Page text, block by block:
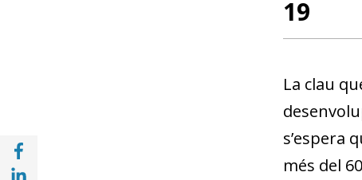
Compartir a Facebook (opens in a new
Compartir a with Linkedin (opens in a new
19
La clau
s’espera
més del